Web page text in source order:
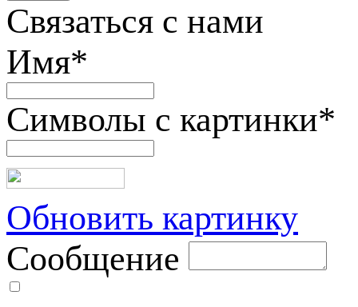
Связаться с нами
Имя*
Символы с картинки*
Обновить картинку
Сообщение